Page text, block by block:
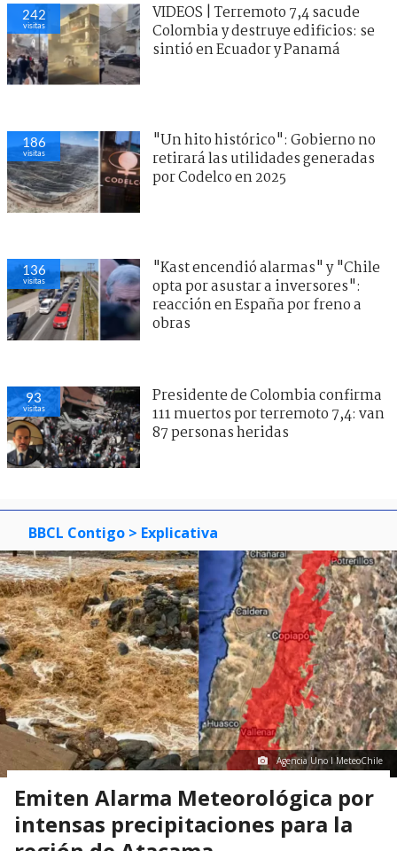
242
visitas
VIDEOS | Terremoto 7,4 sacude
Colombia y destruye edificios: se
sintió en Ecuador y Panamá
186
visitas
"Un hito histórico": Gobierno no
retirará las utilidades generadas
por Codelco en 2025
136
visitas
"Kast encendió alarmas" y "Chile
opta por asustar a inversores":
reacción en España por freno a
obras
93
visitas
Presidente de Colombia confirma
111 muertos por terremoto 7,4: van
87 personas heridas
BBCL Contigo > Explicativa
Agencia Uno I MeteoChile
Emiten Alarma Meteorológica por
intensas precipitaciones para la